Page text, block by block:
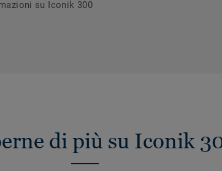
su Iconik 300
di più su Iconik